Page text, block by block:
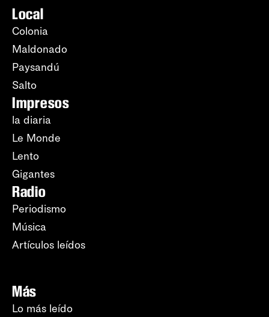
Local
Colonia
Maldonado
Paysandú
Salto
Impresos
la diaria
Le Monde
Lento
Gigantes
Radio
Periodismo
Música
Artículos leídos
Más
Lo más leído